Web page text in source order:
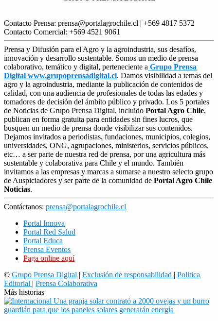
Contacto Prensa: prensa@portalagrochile.cl | +569 4817 5372
Contacto Comercial: +569 4521 9061
Prensa y Difusión para el Agro y la agroindustria, sus desafíos,
innovación y desarrollo sustentable. Somos un medio de prensa
colaborativo, temático y digital, perteneciente a Grupo Prensa
Digital www.grupoprensadigital.cl. Damos visibilidad a temas del
agro y la agroindustria, mediante la publicación de contenidos de
calidad, con una audiencia de profesionales de todas las edades y
tomadores de decisión del ámbito público y privado. Los 5 portales
de Noticias de Grupo Prensa Digital, incluido Portal Agro Chile,
publican en forma gratuita para entidades sin fines lucros, que
busquen un medio de prensa donde visibilizar sus contenidos.
Dejamos invitados a periodistas, fundaciones, municipios, colegios,
universidades, ONG, agrupaciones, ministerios, servicios públicos,
etc… a ser parte de nuestra red de prensa, por una agricultura más
sustentable y colaborativa para Chile y el mundo. También
invitamos a las empresas y marcas a sumarse a nuestro selecto grupo
de Auspiciadores y ser parte de la comunidad de Portal Agro Chile
Noticias.
Contáctanos: prensa@portalagrochile.cl
Portal Innova
Portal Red Salud
Portal Educa
Prensa Eventos
Paga online aquí
© Grupo Prensa Digital | Exclusión de responsabilidad | Politica
Editorial | Prensa Colaborativa
Más historias